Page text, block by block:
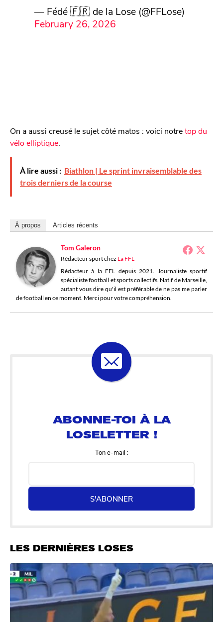
— Fédé 🇫🇷 de la Lose (@FFLose)
February 26, 2026
On a aussi creusé le sujet côté matos : voici notretop du
vélo elliptique
À lire aussi : Biathlon | Le sprint invraisemblable des
trois derniers de la course
À propos Articles récents
Tom Galeron
Rédacteur sportchez La FFL
Rédacteur à la FFL depuis 2021. Journaliste sportif
spécialiste football et sports collectifs. Natif de Marseille,
autant vous dire qu'il est préférable de ne pas me parler
de football en ce moment. Merci pour votre compréhension.
Ton e-mail :
S'ABONNER
LES DERNIÈRES LOSES